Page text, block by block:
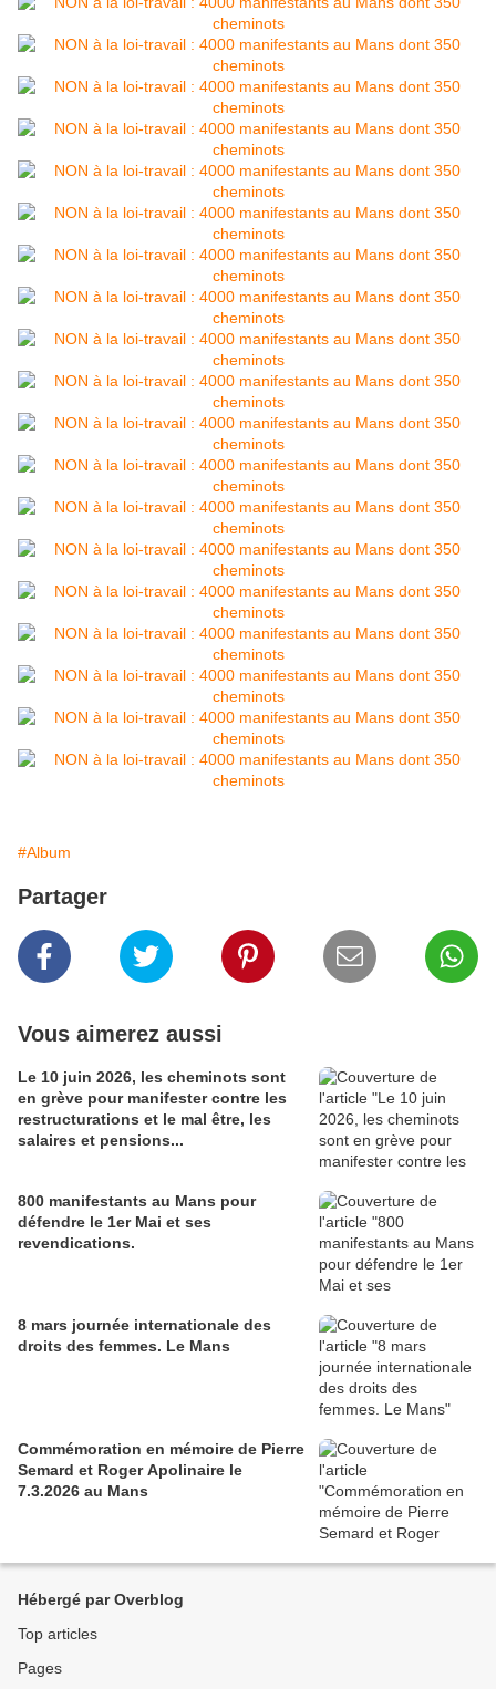
#Album
Partager
Vous aimerez aussi
Le 10 juin 2026, les cheminots sont
en grève pour manifester contre les
restructurations et le mal être, les
salaires et pensions...
800 manifestants au Mans pour
défendre le 1er Mai et ses
revendications.
8 mars journée internationale des
droits des femmes. Le Mans
Commémoration en mémoire de Pierre
Semard et Roger Apolinaire le
7.3.2026 au Mans
Hébergé par Overblog
Top articles
Pages